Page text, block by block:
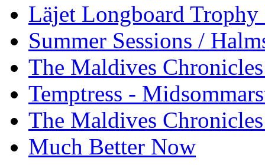
Läjet Longboard
Summer Sessions /
The Maldives
Temptress -
The Maldives
Much Better Now